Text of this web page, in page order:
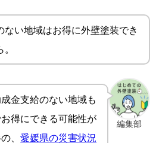
ない地域はお得に外壁塗装でき
編集部
金支給のない地域も
得にできる可能性が
、愛媛県の災害状況